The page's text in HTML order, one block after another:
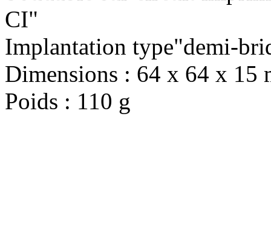
CI"
Implantation type"demi-
Dimensions : 64 x 64 x 15
Poids : 110 g